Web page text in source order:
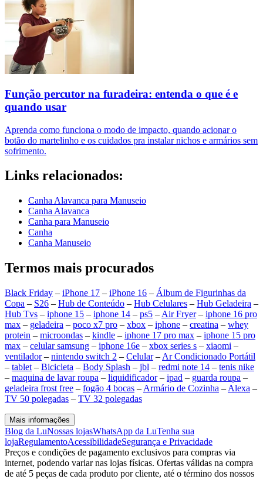
Função percutor na furadeira: entenda o que é e
quando usar
Aprenda como funciona o modo de impacto, quando acionar o
botão do martelinho e os cuidados pra instalar nichos e armários sem
sofrimento.
Links relacionados:
Canha Alavanca para Manuseio
Canha Alavanca
Canha para Manuseio
Canha
Canha Manuseio
Termos mais procurados
Black Friday – iPhone 17 – iPhone 16 – Álbum de Figurinhas da
Copa – S26 – Hub de Conteúdo – Hub Celulares – Hub Geladeira –
Hub Tvs – iphone 15 – iphone 14 – ps5 – Air Fryer– iphone 16 pro
max – geladeira – poco x7 pro – xbox – iphone – creatina – whey
protein – microondas – kindle – iphone 17 pro max – iphone 15 pro
max – celular samsung – iphone 16e – xbox series s – xiaomi –
ventilador– nintendo switch 2 – Celular– Ar Condicionado Portátil
– tablet – Bicicleta – Body Splash – jbl – redmi note 14 – tenis nike
– maquina de lavar roupa – liquidificador– ipad – guarda roupa –
geladeira frost free – fogão 4 bocas – Armário de Cozinha – Alexa –
TV 50 polegadas – TV 32 polegadas
Mais informações
Blog da LuNossas lojasWhatsApp da LuTenha sua
lojaRegulamentoAcessibilidadeSegurança e Privacidade
Preços e condições de pagamento exclusivos para compras via
internet, podendo variar nas lojas físicas. Ofertas válidas na compra
de até 5 peças de cada produto por cliente, até o término dos nossos